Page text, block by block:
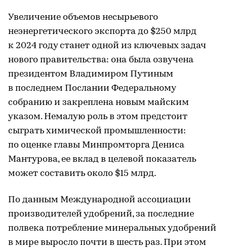
Увеличение объемов несырьевого
неэнергетического экспорта до $250 млрд
к 2024 году станет одной из ключевых задач
нового правительства: она была озвучена
президентом Владимиром Путиным
в последнем Послании Федеральному
cобранию и закреплена новым майским
указом. Немалую роль в этом предстоит
сыграть химической промышленности:
по оценке главы Минпромторга Дениса
Мантурова, ее вклад в целевой показатель
может составить около $15 млрд.
По данным Международной ассоциации
производителей удобрений, за последние
полвека потребление минеральных удобрений
в мире выросло почти в шесть раз. При этом